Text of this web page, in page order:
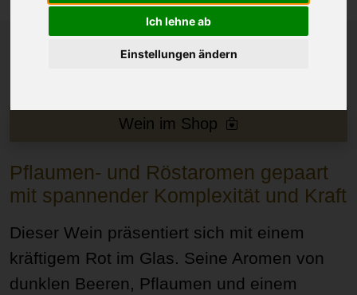
Ich lehne ab
Einstellungen ändern
Pflaumen- und Röstaromen gepaart
mit spannender Komplexität und Kraft
Dieser Wein präsentiert sich mit einem
kräftigem Rot im Glas. Seine Aromen von
dunklen Beeren, Pflaumen und einem
Wein im Shop